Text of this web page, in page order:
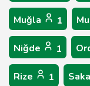
Muğla 1
Niğde 1
Rize 1